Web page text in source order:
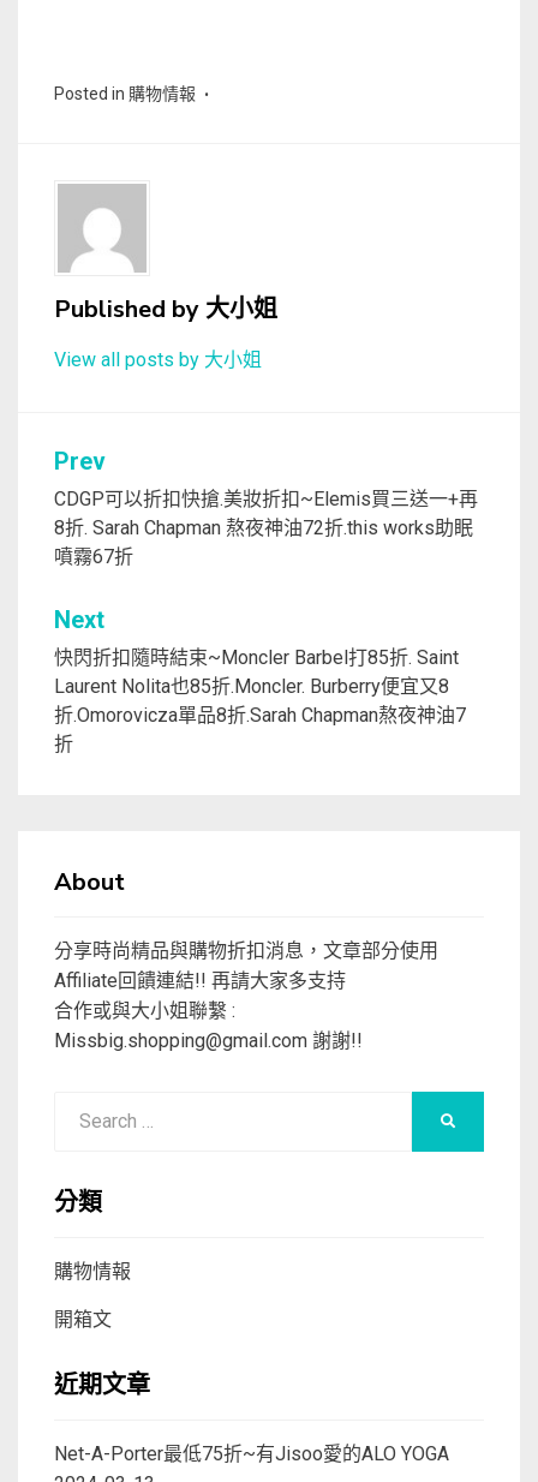
Posted in 購物情報
Published by大小姐
View all posts by 大小姐
文
章
導
Prev
CDGP可以折扣快搶.美妝折扣~Elemis買三送一+再
8折. Sarah Chapman 熬夜神油72折.this works助眠
噴霧67折
Next
快閃折扣隨時結束~Moncler Barbel打85折. Saint
Laurent Nolita也85折.Moncler. Burberry便宜又8
折.Omorovicza單品8折.Sarah Chapman熬夜神油7
折
About
分享時尚精品與購物折扣消息，文章部分使用
Affiliate回饋連結!! 再請大家多支持
合作或與大小姐聯繫 :
Missbig.shopping@gmail.com 謝謝!!
分類
購物情報
開箱文
近期文章
Net-A-Porter最低75折~有Jisoo愛的ALO YOGA